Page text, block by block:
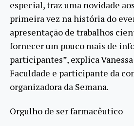
especial, traz uma novidade
primeira vez na história do
apresentação de trabalhos
fornecer um pouco mais de
participantes”, explica
Faculdade e participante da
organizadora da Semana.
Orgulho de ser farmacêutico